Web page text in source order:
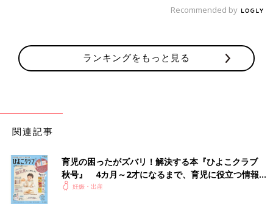
Recommended by
ランキングをもっと見る
関連記事
育児の困ったがズバリ！解決する本『ひよこクラブ
秋号』 4カ月～2才になるまで、育児に役立つ情報が
いっぱい！
妊娠・出産